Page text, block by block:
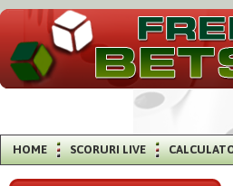
HOME SCORURI LIVE